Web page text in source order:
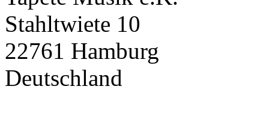
Stahltwiete 10
22761 Hamburg
Deutschland